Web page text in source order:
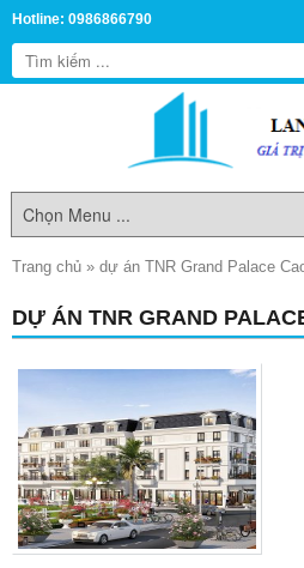
Hotline: 0986866790
Trang chủ » dự án TNR Grand Palace
DỰ ÁN TNR GRAND